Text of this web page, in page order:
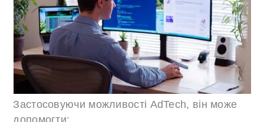
Застосовуючи можливості AdTech, він може
допомогти: